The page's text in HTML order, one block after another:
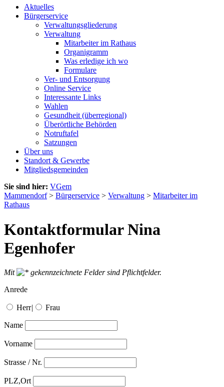
Aktuelles
Bürgerservice
Verwaltungsgliederung
Verwaltung
Mitarbeiter im Rathaus
Organigramm
Was erledige ich wo
Formulare
Ver- und Entsorgung
Online Service
Interessante Links
Wahlen
Gesundheit (überregional)
Überörtliche Behörden
Notruftafel
Satzungen
Über uns
Standort & Gewerbe
Mitgliedsgemeinden
Sie sind hier: VGem
Mammendorf> Bürgerservice > Verwaltung > Mitarbeiter im
Rathaus
Kontaktformular Nina
Egenhofer
Mit
gekennzeichnete Felder sind Pflichtfelder.
Anrede
Herr| Frau
Name
Vorname
Strasse / Nr.
PLZ,Ort